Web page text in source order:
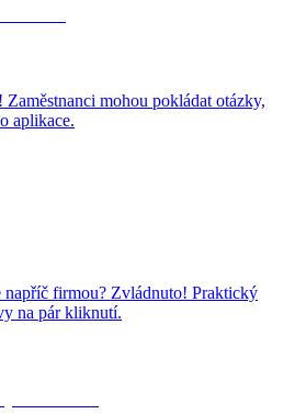
Zaměstnanci mohou pokládat otázky,
aplikace.
napříč firmou? Zvládnuto! Praktický
na pár kliknutí.